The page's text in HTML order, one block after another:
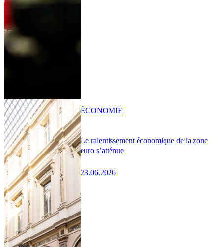
Le ralentissement économique de la zone
euro s’atténue
23.06.2026
ÉCONOMIE